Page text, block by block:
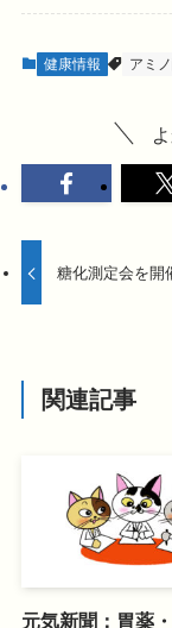
健康情報 アミ
糖化測定会を開
関連記事
元気新聞：胃薬